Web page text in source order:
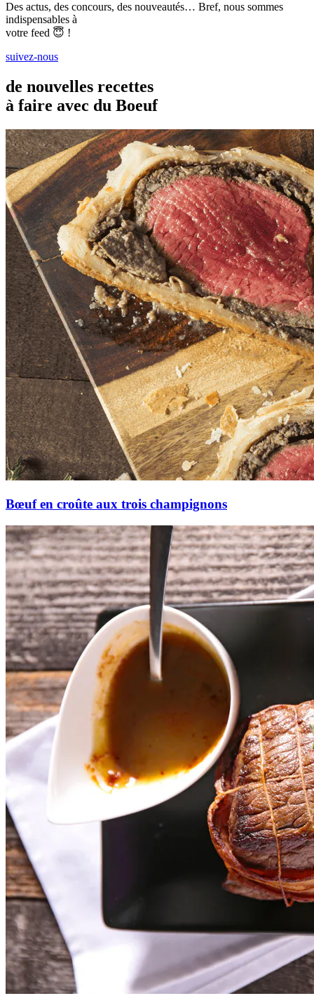
Des actus, des concours, des nouveautés… Bref, nous sommes
indispensables à
votre feed 😇 !
suivez-nous
de nouvelles recettes
à faire avec du Boeuf
Bœuf en croûte aux trois champignons